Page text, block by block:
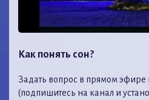
Как понять сон?
Задать вопрос в прямом эфире
(подпишитесь на канал и